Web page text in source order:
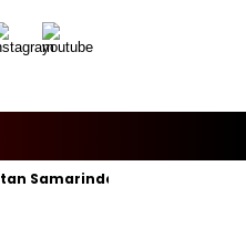
Samarinda Ilir, Kelurahan